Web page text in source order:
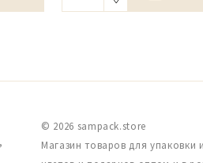
© 2026 sampack.store
Магазин товаров для